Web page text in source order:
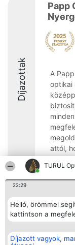
TURUL
22:29
Helló, örömmel
kattintson a
Díjazott vagyok,
Díjazottak
Papp
A
optikai
attól,
8.9
Rangsorszervező
SC Beautiful Company S.R.L.
Bulevardul Aleea Timișul De
4, Ap. 13
Bukarest 53-238